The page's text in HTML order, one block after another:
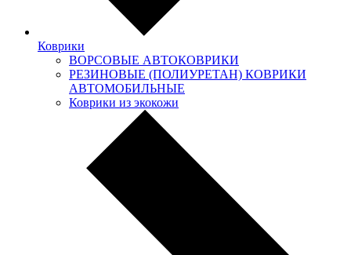
Коврики
ВОРСОВЫЕ АВТОКОВРИКИ
РЕЗИНОВЫЕ (ПОЛИУРЕТАН) КОВРИКИ
АВТОМОБИЛЬНЫЕ
Коврики из экокожи